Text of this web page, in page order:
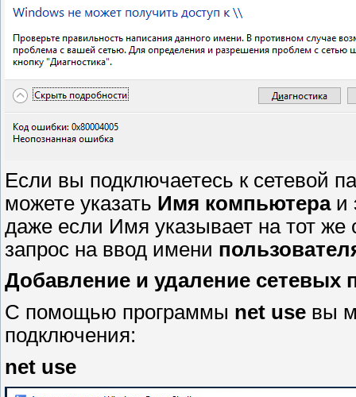
Если вы подключаетесь к сетевой
можете указать Имя компьютераи
даже если Имя указывает на тот
запрос на ввод имени
Добавление и удаление
С помощью программы net use вы
подключения:
net use